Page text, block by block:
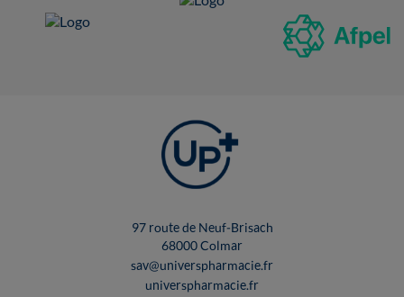
97 route de Neuf-Brisach
68000 Colmar
sav@universpharmacie.fr
universpharmacie.fr